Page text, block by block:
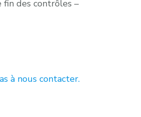
fin des contrôles –
à nous contacter.